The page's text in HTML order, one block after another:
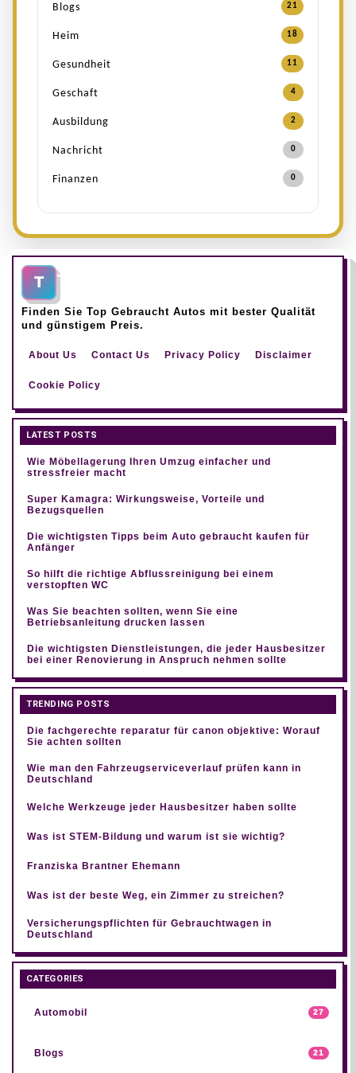
Blogs 21
Heim 18
Gesundheit 11
Geschaft 4
Ausbildung 2
Nachricht 0
Finanzen 0
T Top Gebraucht Autos
Finden Sie Top Gebraucht Autos mit bester Qualität
und günstigem Preis.
About Us Contact Us Privacy Policy Disclaimer
Cookie Policy
LATEST POSTS
Wie Möbellagerung Ihren Umzug einfacher und
stressfreier macht
Super Kamagra: Wirkungsweise, Vorteile und
Bezugsquellen
Die wichtigsten Tipps beim Auto gebraucht kaufen für
Anfänger
So hilft die richtige Abflussreinigung bei einem
verstopften WC
Was Sie beachten sollten, wenn Sie eine
Betriebsanleitung drucken lassen
Die wichtigsten Dienstleistungen, die jeder Hausbesitzer
bei einer Renovierung in Anspruch nehmen sollte
TRENDING POSTS
Die fachgerechte reparatur für canon objektive: Worauf
Sie achten sollten
Wie man den Fahrzeugserviceverlauf prüfen kann in
Deutschland
Welche Werkzeuge jeder Hausbesitzer haben sollte
Was ist STEM-Bildung und warum ist sie wichtig?
Franziska Brantner Ehemann
Was ist der beste Weg, ein Zimmer zu streichen?
Versicherungspflichten für Gebrauchtwagen in
Deutschland
CATEGORIES
Automobil 27
Blogs 21